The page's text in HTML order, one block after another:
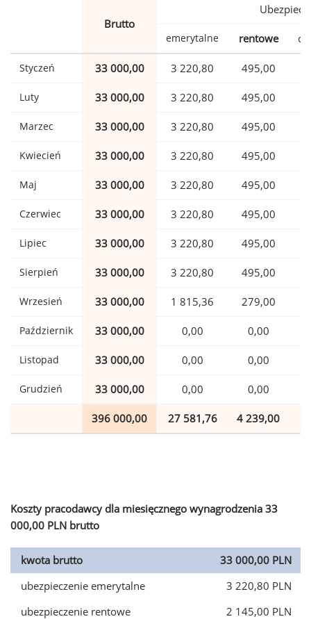
Brutto
emerytalne rentowe
Styczeń 33 000,00 3 220,80 495,00
Luty 33 000,00 3 220,80 495,00
Marzec 33 000,00 3 220,80 495,00
Kwiecień 33 000,00 3 220,80 495,00
Maj 33 000,00 3 220,80 495,00
Czerwiec 33 000,00 3 220,80 495,00
Lipiec 33 000,00 3 220,80 495,00
Sierpień 33 000,00 3 220,80 495,00
Wrzesień 33 000,00 1 815,36 279,00
Październik 33 000,00 0,00 0,00
Listopad 33 000,00 0,00 0,00
Grudzień 33 000,00 0,00 0,00
396 000,00 27 581,76 4 239,00
Koszty pracodawcy dla miesięcznego wynagrodzenia 33
000,00 PLN brutto
kwota brutto
33 000,00 PLN
ubezpieczenie emerytalne
3 220,80 PLN
ubezpieczenie rentowe
2 145,00 PLN